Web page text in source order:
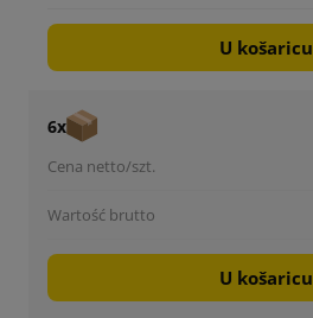
U košaricu
6x
U košaricu